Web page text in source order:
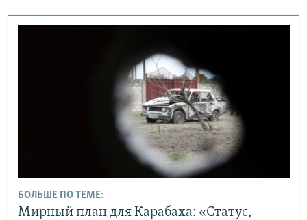
БОЛЬШЕ ПО ТЕМЕ:
Мирный план для Карабаха: «Статус,